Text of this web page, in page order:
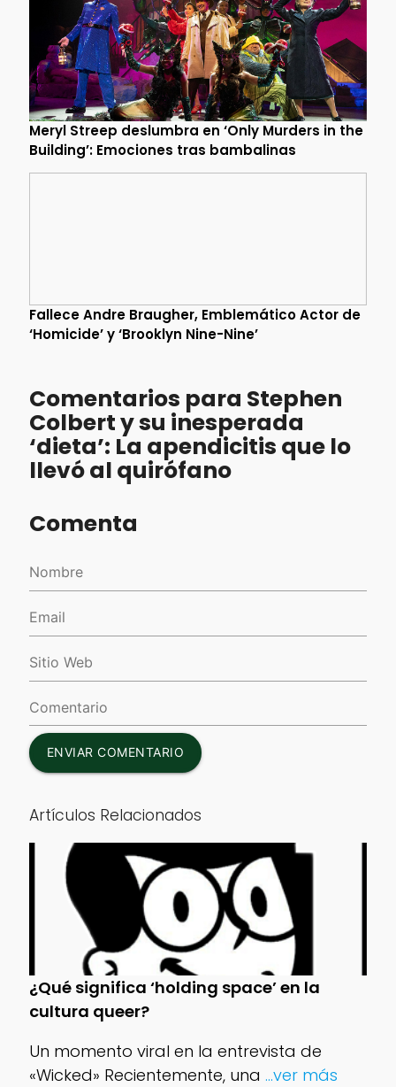
Meryl Streep deslumbra en ‘Only Murders in the
Building’: Emociones tras bambalinas
Fallece Andre Braugher, Emblemático Actor de
‘Homicide’ y ‘Brooklyn Nine-Nine’
Comentarios para Stephen
Colbert y su inesperada
‘dieta’: La apendicitis que lo
llevó al quirófano
Comenta
ENVIAR COMENTARIO
Artículos Relacionados
¿Qué significa ‘holding space’ en la
cultura queer?
Un momento viral en la entrevista de
«Wicked» Recientemente, una ...ver más